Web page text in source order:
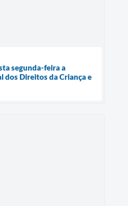
segunda-feira a
dos Direitos da Criança e